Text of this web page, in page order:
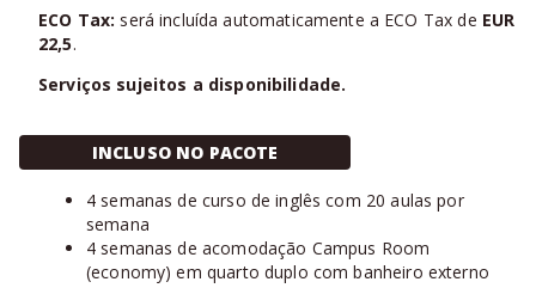
ECO Tax: será incluída automaticamente a ECO Tax de EUR
22,5.
Serviços sujeitos a disponibilidade.
INCLUSO NO PACOTE
4 semanas de curso de inglês com 20 aulas por
semana
4 semanas de acomodação Campus Room
(economy) em quarto duplo com banheiro externo